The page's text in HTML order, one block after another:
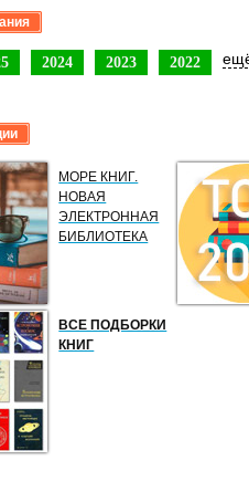
2024 2023 2022
МОРЕ КНИГ.
НОВАЯ
ЭЛЕКТРОННАЯ
БИБЛИОТЕКА
ВСЕ ПОДБОРКИ
КНИГ